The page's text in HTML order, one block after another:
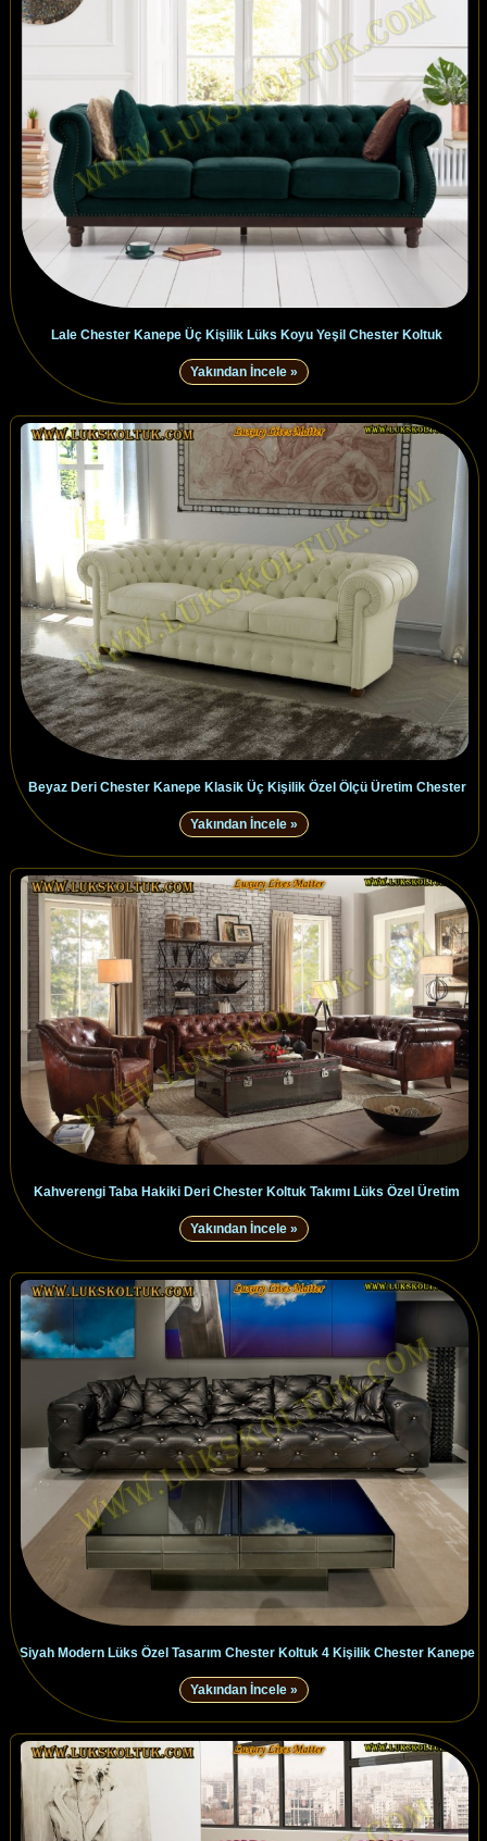
Lale Chester Kanepe Üç Kişilik Lüks Koyu Yeşil Chester Koltuk
Yakından İncele »
Beyaz Deri Chester Kanepe Klasik Üç Kişilik Özel Ölçü Üretim Chester
Yakından İncele »
Kahverengi Taba Hakiki Deri Chester Koltuk Takımı Lüks Özel Üretim
Yakından İncele »
Siyah Modern Lüks Özel Tasarım Chester Koltuk 4 Kişilik Chester Kanepe
Yakından İncele »